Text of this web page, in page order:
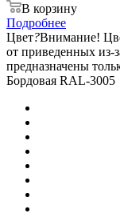
В корзину
Подробнее
Цвет?Внимание!
от приведенных из-
предназначены
Бордовая RAL-3005